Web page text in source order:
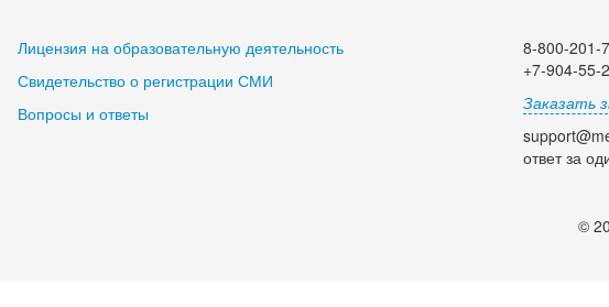
Лицензия на образовательную деятельность
Свидетельство о регистрации СМИ
Вопросы и ответы
8-800-201-
+7-904-55-
Заказать
ответ за
©